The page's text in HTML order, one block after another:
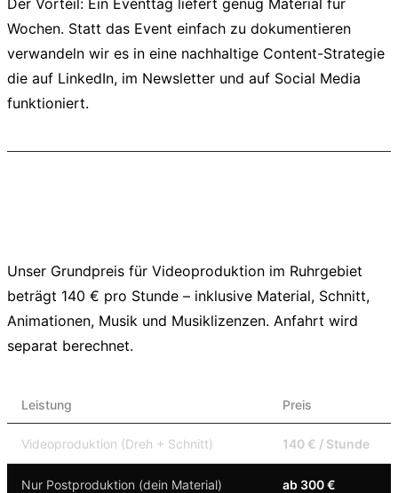
Wochen. Statt das Event einfach zu dokumentieren
verwandeln wir es in eine nachhaltige Content-Strategie
die auf LinkedIn, im Newsletter und auf Social Media
funktioniert.
Unser Grundpreis für Videoproduktion im Ruhrgebiet
beträgt 140 € pro Stunde – inklusive Material, Schnitt,
Animationen, Musik und Musiklizenzen. Anfahrt wird
separat berechnet.
Leistung Preis
Videoproduktion (Dreh + Schnitt) 140 € / Stunde
Nur Postproduktion (dein Material) ab 300 €